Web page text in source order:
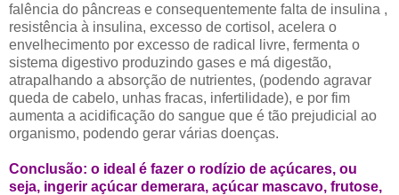
falência do pâncreas e consequentemente falta de insulina ,
resistência à insulina, excesso de cortisol, acelera o
envelhecimento por excesso de radical livre, fermenta o
sistema digestivo produzindo gases e má digestão,
atrapalhando a absorção de nutrientes, (podendo agravar
queda de cabelo, unhas fracas, infertilidade), e por fim
aumenta a acidificação do sangue que é tão prejudicial ao
organismo, podendo gerar várias doenças.
Conclusão: o ideal é fazer o rodízio de açúcares, ou
seja, ingerir açúcar demerara, açúcar mascavo, frutose,